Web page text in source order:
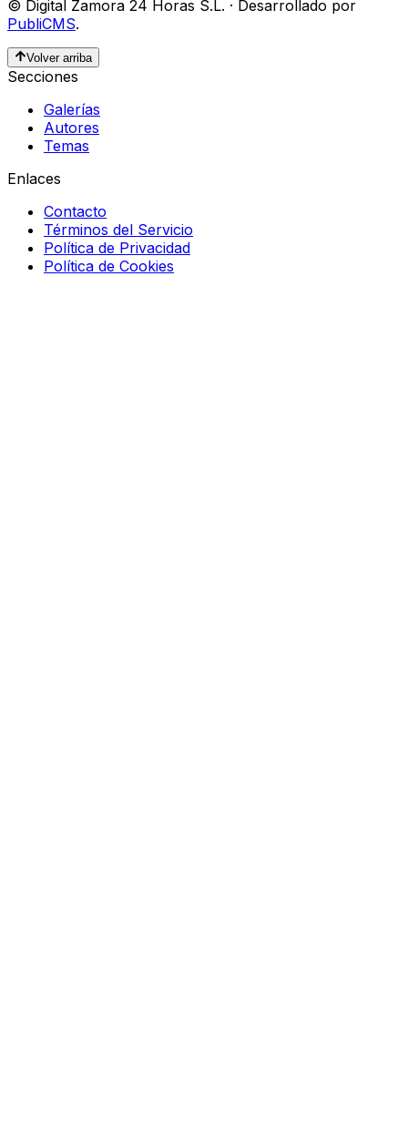
© Digital Zamora 24 Horas S.L. · Desarrollado por
PubliCMS.
Volver arriba
Secciones
Galerías
Autores
Temas
Enlaces
Contacto
Términos del Servicio
Política de Privacidad
Política de Cookies